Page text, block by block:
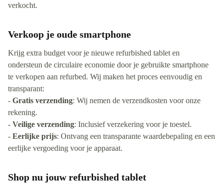
verkocht.
Verkoop je oude smartphone
Krijg extra budget voor je nieuwe refurbished tablet en
ondersteun de circulaire economie door je gebruikte smartphone
te verkopen aan refurbed. Wij maken het proces eenvoudig en
transparant:
- Gratis verzending: Wij nemen de verzendkosten voor onze
rekening.
- Veilige verzending: Inclusief verzekering voor je toestel.
- Eerlijke prijs: Ontvang een transparante waardebepaling en een
eerlijke vergoeding voor je apparaat.
Shop nu jouw refurbished tablet